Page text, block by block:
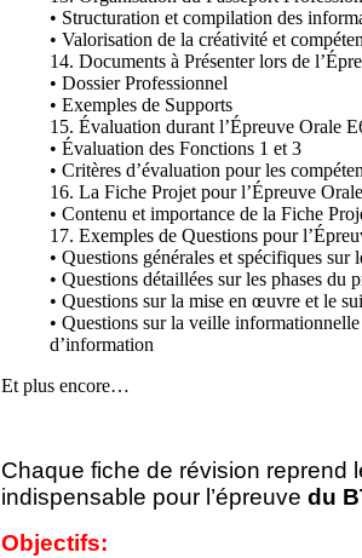
• Structuration et compilation des
• Valorisation de la créativité et
14. Documents à Présenter lors de
• Dossier Professionnel
• Exemples de Supports
15. Évaluation durant l’Épreuve Orale
• Évaluation des Fonctions 1 et 3
• Critères d’évaluation pour les
16. La Fiche Projet pour l’Épreuve Orale
• Contenu et importance de la Fiche
17. Exemples de Questions pour
• Questions générales et spécifiques sur
• Questions détaillées sur les phases du
• Questions sur la mise en œuvre et le
• Questions sur la veille informationnelle
d’information
Et plus encore…
Chaque fiche de révision reprend
indispensable pour l’épreuve du
Objectifs: